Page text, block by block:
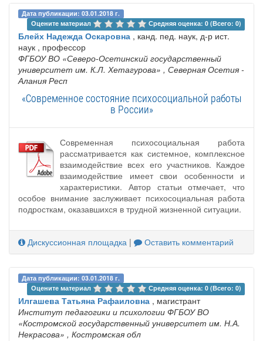
Дата публикации: 03.01.2018 г.
Оцените материал
Средняя оценка: 0 (Всего: 0)
Блейх Надежда Оскаровна , канд. пед. наук, д-р ист.
наук , профессор
ФГБОУ ВО «Северо-Осетинский государственный
университет им. К.Л. Хетагурова» , Северная Осетия -
Алания Респ
«Современное состояние психосоциальной работы
в России»
Современная психосоциальная работа
рассматривается как системное, комплексное
взаимодействие всех его участников. Каждое
взаимодействие имеет свои особенности и
характеристики. Автор статьи отмечает, что
особое внимание заслуживает психосоциальная работа
подросткам, оказавшихся в трудной жизненной ситуации.
Дискуссионная площадка | Оставить комментарий
Дата публикации: 03.01.2018 г.
Оцените материал
Средняя оценка: 0 (Всего: 0)
Илгашева Татьяна Рафаиловна , магистрант
Институт педагогики и психологии ФГБОУ ВО
«Костромской государственный университет им. Н.А.
Некрасова» , Костромская обл